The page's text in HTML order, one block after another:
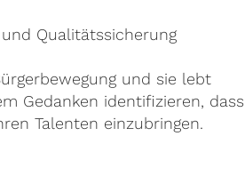
Qualitätssicherung
und sie lebt
Gedanken identifizieren, dass
Talenten einzubringen.